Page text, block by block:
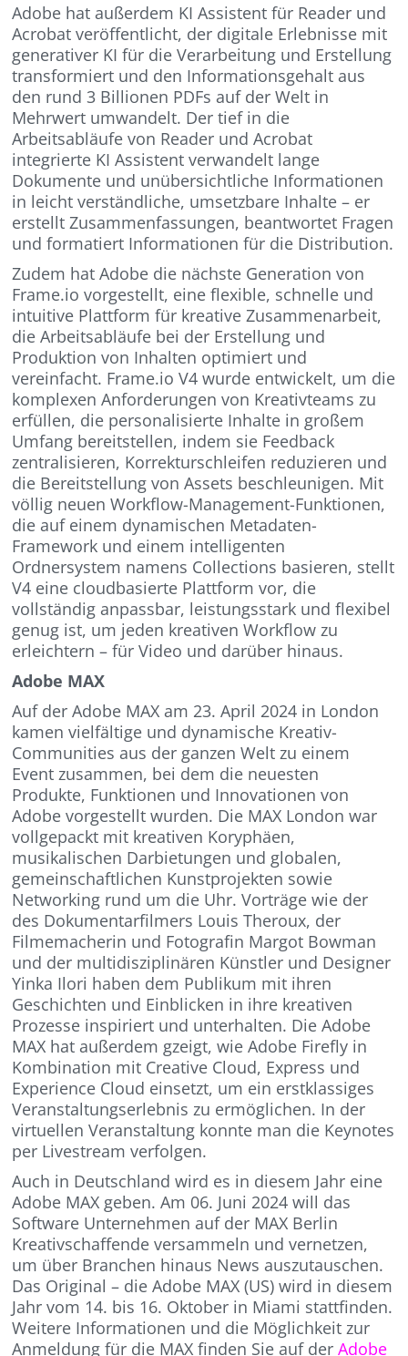
Adobe hat außerdem KI Assistent für Reader und
Acrobat veröffentlicht, der digitale Erlebnisse mit
generativer KI für die Verarbeitung und Erstellung
transformiert und den Informationsgehalt aus
den rund 3 Billionen PDFs auf der Welt in
Mehrwert umwandelt. Der tief in die
Arbeitsabläufe von Reader und Acrobat
integrierte KI Assistent verwandelt lange
Dokumente und unübersichtliche Informationen
in leicht verständliche, umsetzbare Inhalte – er
erstellt Zusammenfassungen, beantwortet Fragen
und formatiert Informationen für die Distribution.
Zudem hat Adobe die nächste Generation von
Frame.io vorgestellt, eine flexible, schnelle und
intuitive Plattform für kreative Zusammenarbeit,
die Arbeitsabläufe bei der Erstellung und
Produktion von Inhalten optimiert und
vereinfacht. Frame.io V4 wurde entwickelt, um die
komplexen Anforderungen von Kreativteams zu
erfüllen, die personalisierte Inhalte in großem
Umfang bereitstellen, indem sie Feedback
zentralisieren, Korrekturschleifen reduzieren und
die Bereitstellung von Assets beschleunigen. Mit
völlig neuen Workflow-Management-Funktionen,
die auf einem dynamischen Metadaten-
Framework und einem intelligenten
Ordnersystem namens Collections basieren, stellt
V4 eine cloudbasierte Plattform vor, die
vollständig anpassbar, leistungsstark und flexibel
genug ist, um jeden kreativen Workflow zu
erleichtern – für Video und darüber hinaus.
Adobe MAX
Auf der Adobe MAX am 23. April 2024 in London
kamen vielfältige und dynamische Kreativ-
Communities aus der ganzen Welt zu einem
Event zusammen, bei dem die neuesten
Produkte, Funktionen und Innovationen von
Adobe vorgestellt wurden. Die MAX London war
vollgepackt mit kreativen Koryphäen,
musikalischen Darbietungen und globalen,
gemeinschaftlichen Kunstprojekten sowie
Networking rund um die Uhr. Vorträge wie der
des Dokumentarfilmers Louis Theroux, der
Filmemacherin und Fotografin Margot Bowman
und der multidisziplinären Künstler und Designer
Yinka Ilori haben dem Publikum mit ihren
Geschichten und Einblicken in ihre kreativen
Prozesse inspiriert und unterhalten. Die Adobe
MAX hat außerdem gzeigt, wie Adobe Firefly in
Kombination mit Creative Cloud, Express und
Experience Cloud einsetzt, um ein erstklassiges
Veranstaltungserlebnis zu ermöglichen. In der
virtuellen Veranstaltung konnte man die Keynotes
per Livestream verfolgen.
Auch in Deutschland wird es in diesem Jahr eine
Adobe MAX geben. Am 06. Juni 2024 will das
Software Unternehmen auf der MAX Berlin
Kreativschaffende versammeln und vernetzen,
um über Branchen hinaus News auszutauschen.
Das Original – die Adobe MAX (US) wird in diesem
Jahr vom 14. bis 16. Oktober in Miami stattfinden.
Weitere Informationen und die Möglichkeit zur
Anmeldung für die MAX finden Sie auf derAdobe